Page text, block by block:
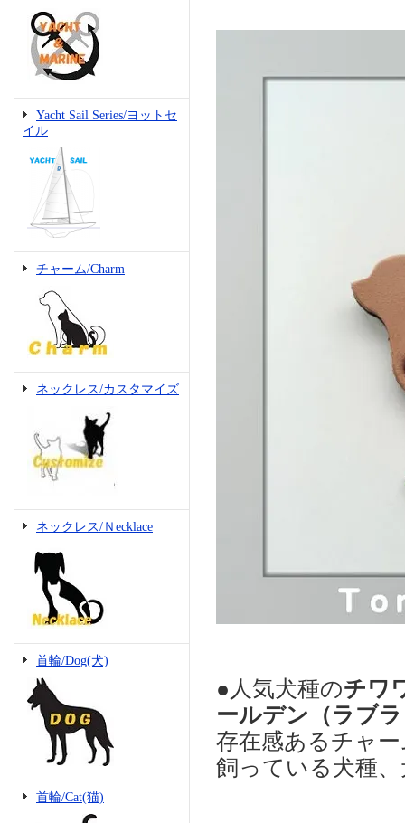
Yacht Sail Series/ヨットセ
イル
チャーム/Charm
ネックレス/カスタマイズ
ネックレス/Ｎecklace
首輪/Dog(犬)
首輪/Cat(猫)
●人気犬種のチワ
ールデン（ラブ
存在感あるチャ
飼っている犬種